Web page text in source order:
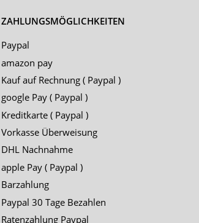
ZAHLUNGSMÖGLICHKEITEN
Paypal
amazon pay
Kauf auf Rechnung ( Paypal )
google Pay ( Paypal )
Kreditkarte ( Paypal )
Vorkasse Überweisung
DHL Nachnahme
apple Pay ( Paypal )
Barzahlung
Paypal 30 Tage Bezahlen
Ratenzahlung Paypal